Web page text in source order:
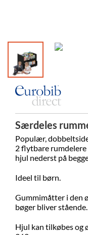
Særdeles
Populær,
2 flytbare
hjul nederst på
Ideel til børn.
Gummimåtter i den
bøger bliver stående.
Hjul kan tilkøbes og